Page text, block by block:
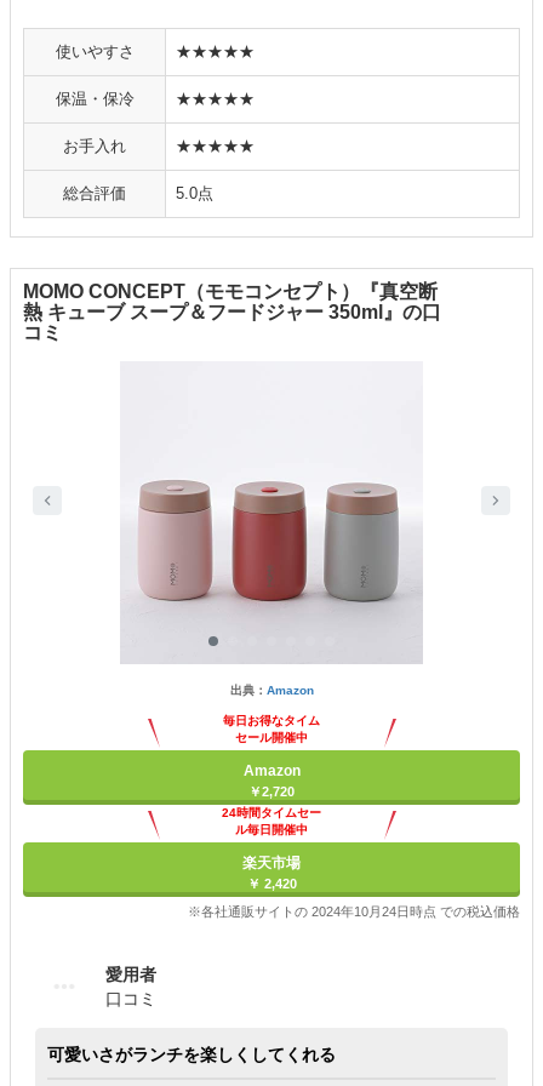
使いやすさ ★★★★★
保温・保冷 ★★★★★
お手入れ ★★★★★
総合評価 5.0点
MOMO CONCEPT（モモコンセプト）『真空断
熱 キューブ スープ＆フードジャー 350ml』の口
コミ
出典： Amazon
毎日お得なタイム
セール開催中
Amazon
￥2,720
24時間タイムセー
ル毎日開催中
楽天市場
￥ 2,420
※各社通販サイトの 2024年10月24日時点 での税込価格
愛用者
口コミ
可愛いさがランチを楽しくしてくれる